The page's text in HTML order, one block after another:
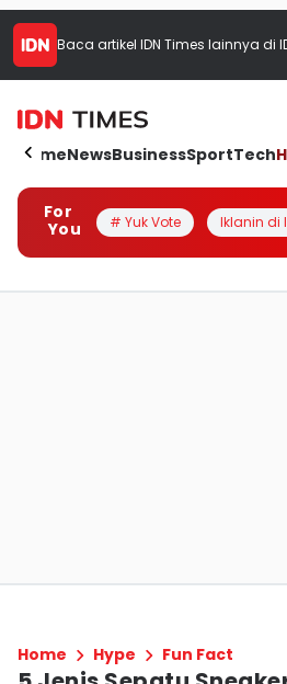
Baca artikel IDN Times lainnya di
HomeNewsBusinessSportTech
For
You
# Yuk Vote Iklanin di
Home Hype Fun Fact